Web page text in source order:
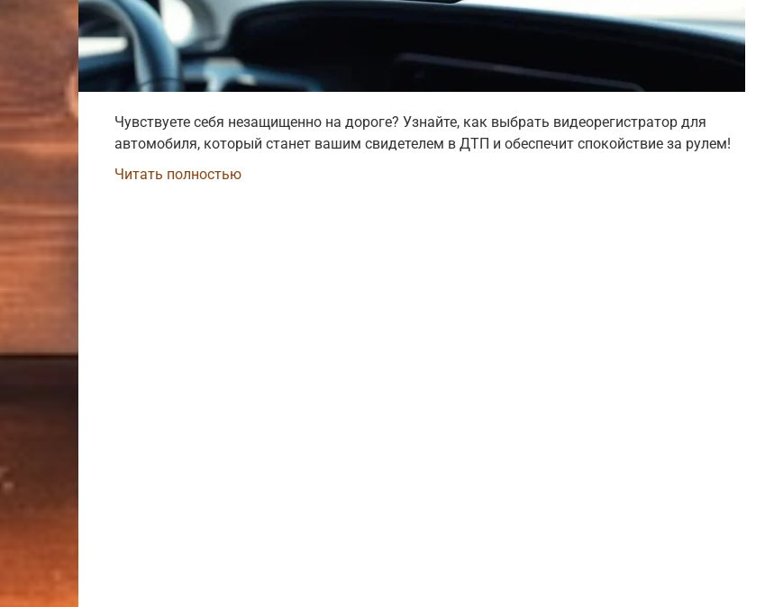
Чувствуете себя незащищенно на дороге? Узнайте, как выбрать видеорегистратор для
автомобиля, который станет вашим свидетелем в ДТП и обеспечит спокойствие за рулем!
Читать полностью